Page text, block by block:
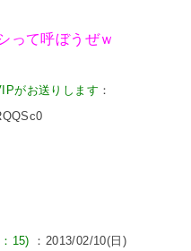
って呼ぼうぜｗ
がお送りします ：
15)
：2013/02/10(日)